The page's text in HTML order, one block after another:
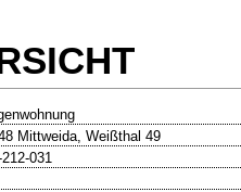
Mittweida, Weißthal 49
031